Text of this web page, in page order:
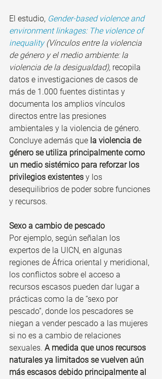
El estudio, Gender-based violence and
environment linkages: The violence of
inequality (Vínculos entre la violencia
de género y el medio ambiente: la
violencia de la desigualdad), recopila
datos e investigaciones de casos de
más de 1.000 fuentes distintas y
documenta los amplios vínculos
directos entre las presiones
ambientales y la violencia de género.
Concluye además que la violencia de
género se utiliza principalmente como
un medio sistémico para reforzar los
privilegios existentes y los
desequilibrios de poder sobre funciones
y recursos.
Sexo a cambio de pescado
Por ejemplo, según señalan los
expertos de la UICN, en algunas
regiones de África oriental y meridional,
los conflictos sobre el acceso a
recursos escasos pueden dar lugar a
prácticas como la de “sexo por
pescado”, donde los pescadores se
niegan a vender pescado a las mujeres
si no es a cambio de relaciones
sexuales. A medida que unos recursos
naturales ya limitados se vuelven aún
más escasos debido principalmente al